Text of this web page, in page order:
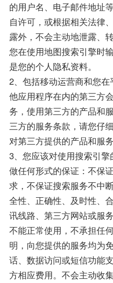
的用户名、电子邮件地址
自许可，或根据相关法律
露外，不会主动地泄露、
您在使用地图搜索引擎时
是您的个人隐私资料。
2、包括移动运营商和您
他应用程序在内的第三方
务，使用第三方的产品和
三方的服务条款，请您仔
对第三方提供的产品和服
3、您应该对使用搜索引
做任何形式的保证：不保
求，不保证搜索服务不中
全性、正确性、及时性、
讯线路、第三方网站或服
不能正常使用，不承担任
明，向您提供的服务均为
话、数据访问或短信功能
方相应费用。不会主动收